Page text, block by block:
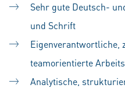
Sehr gute Deutsch-
und Schrift
Eigenverantwortliche,
teamorientierte
Analytische,